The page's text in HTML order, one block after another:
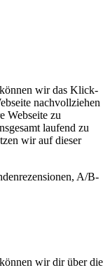
wir das Klick-
nachvollziehen
Webseite zu
laufend zu
wir auf dieser
A/B-
wir dir über die